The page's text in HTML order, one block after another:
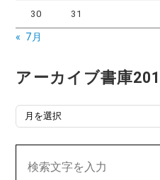
30 31
« 7月
アーカイブ書庫
アーカイブ書庫2016/9～